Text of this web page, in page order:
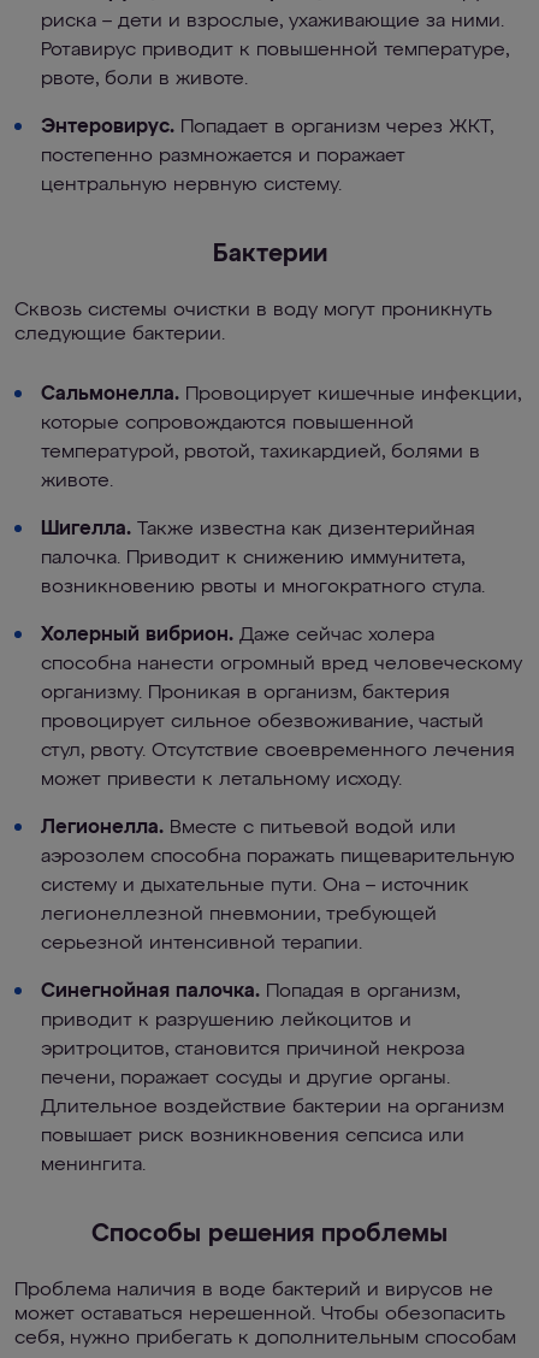
риска – дети и взрослые, ухаживающие за ними.
Ротавирус приводит к повышенной температуре,
рвоте, боли в животе.
Энтеровирус. Попадает в организм через ЖКТ,
постепенно размножается и поражает
центральную нервную систему.
Бактерии
Сквозь системы очистки в воду могут проникнуть
следующие бактерии.
Сальмонелла. Провоцирует кишечные инфекции,
которые сопровождаются повышенной
температурой, рвотой, тахикардией, болями в
животе.
Шигелла. Также известна как дизентерийная
палочка. Приводит к снижению иммунитета,
возникновению рвоты и многократного стула.
Холерный вибрион. Даже сейчас холера
способна нанести огромный вред человеческому
организму. Проникая в организм, бактерия
провоцирует сильное обезвоживание, частый
стул, рвоту. Отсутствие своевременного лечения
может привести к летальному исходу.
Легионелла. Вместе с питьевой водой или
аэрозолем способна поражать пищеварительную
систему и дыхательные пути. Она – источник
легионеллезной пневмонии, требующей
серьезной интенсивной терапии.
Синегнойная палочка. Попадая в организм,
приводит к разрушению лейкоцитов и
эритроцитов, становится причиной некроза
печени, поражает сосуды и другие органы.
Длительное воздействие бактерии на организм
повышает риск возникновения сепсиса или
менингита.
Способы решения проблемы
Проблема наличия в воде бактерий и вирусов не
может оставаться нерешенной. Чтобы обезопасить
себя, нужно прибегать к дополнительным способам